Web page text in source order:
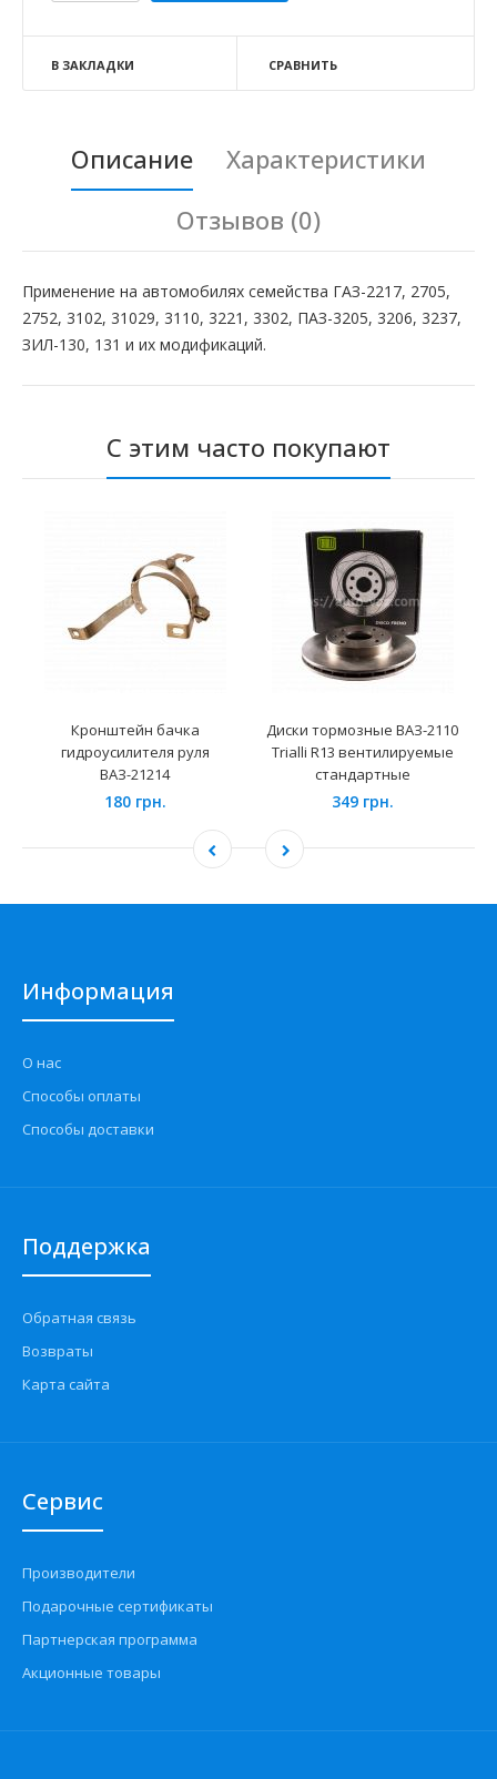
В ЗАКЛАДКИ СРАВНИТЬ
Описание
Характеристики
Отзывов (0)
Применение на автомобилях семейства ГАЗ-2217, 2705,
2752, 3102, 31029, 3110, 3221, 3302, ПАЗ-3205, 3206, 3237,
ЗИЛ-130, 131 и их модификаций.
С этим часто покупают
Кронштейн бачка
гидроусилителя руля
ВАЗ-21214
180 грн.
Диски тормозные ВАЗ-2110
Trialli R13 вентилируемые
стандартные
349 грн.
Информация
О нас
Способы оплаты
Способы доставки
Поддержка
Обратная связь
Возвраты
Карта сайта
Сервис
Производители
Подарочные сертификаты
Партнерская программа
Акционные товары